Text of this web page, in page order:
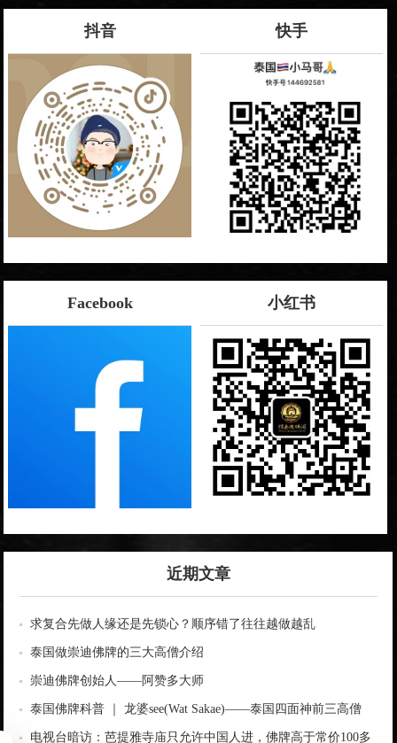
抖音 快手
Facebook 小红书
近期文章
求复合先做人缘还是先锁心？顺序错了往往越做越乱
泰国做崇迪佛牌的三大高僧介绍
崇迪佛牌创始人——阿赞多大师
泰国佛牌科普 ｜ 龙婆see(Wat Sakae)——泰国四面神前三高僧
电视台暗访：芭提雅寺庙只允许中国人进，佛牌高于常价100多